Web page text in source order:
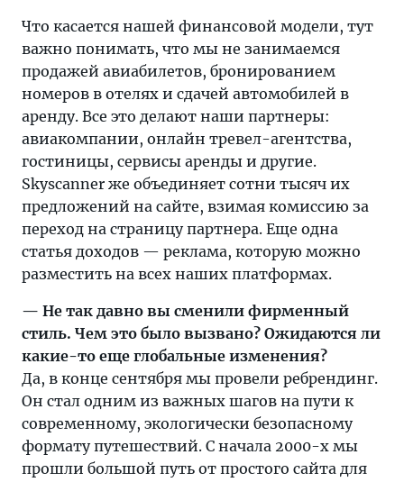
читайте
в
нашем
новом
интервью.
Что касается нашей финансовой модели, тут
важно понимать, что мы не занимаемся
продажей авиабилетов, бронированием
номеров в отелях и сдачей автомобилей в
аренду. Все это делают наши партнеры:
авиакомпании, онлайн тревел-агентства,
гостиницы, сервисы аренды и другие.
Skyscanner же объединяет сотни тысяч их
предложений на сайте, взимая комиссию за
переход на страницу партнера. Еще одна
статья доходов — реклама, которую можно
разместить на всех наших платформах.
— Не так давно вы сменили фирменный
стиль. Чем это было вызвано? Ожидаются ли
какие-то еще глобальные изменения?
Да, в конце сентября мы провели ребрендинг.
Он стал одним из важных шагов на пути к
современному, экологически безопасному
формату путешествий. С начала 2000-х мы
прошли большой путь от простого сайта для